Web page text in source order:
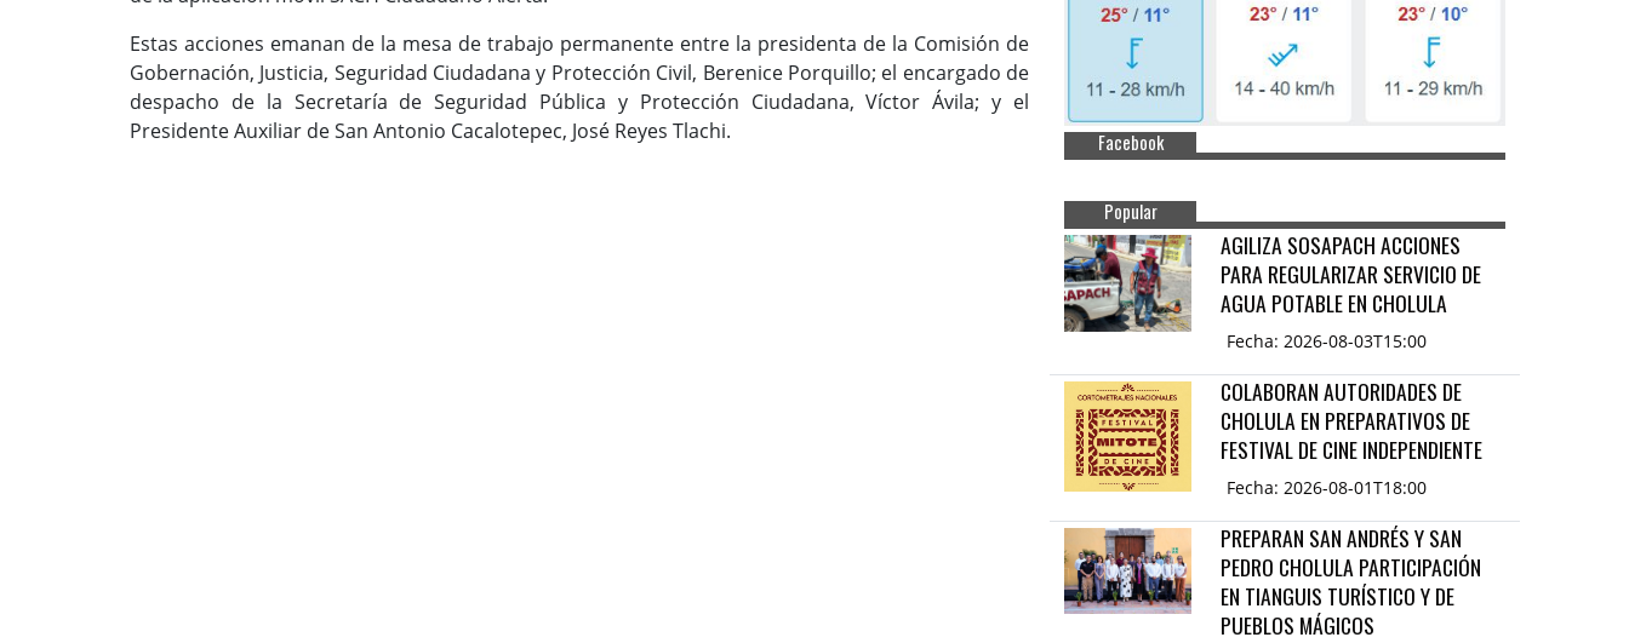
Estas acciones emanan de la mesa de trabajo permanente entre la presidenta de la Comisión de
Gobernación, Justicia, Seguridad Ciudadana y Protección Civil, Berenice Porquillo; el encargado de
despacho de la Secretaría de Seguridad Pública y Protección Ciudadana, Víctor Ávila; y el
Presidente Auxiliar de San Antonio Cacalotepec, José Reyes Tlachi.
Facebook
Popular
AGILIZA SOSAPACH ACCIONES
PARA REGULARIZAR SERVICIO DE
AGUA POTABLE EN CHOLULA
Fecha: 2026-08-03T15:00
COLABORAN AUTORIDADES DE
CHOLULA EN PREPARATIVOS DE
FESTIVAL DE CINE INDEPENDIENTE
Fecha: 2026-08-01T18:00
PREPARAN SAN ANDRÉS Y SAN
PEDRO CHOLULA PARTICIPACIÓN
EN TIANGUIS TURÍSTICO Y DE
PUEBLOS MÁGICOS